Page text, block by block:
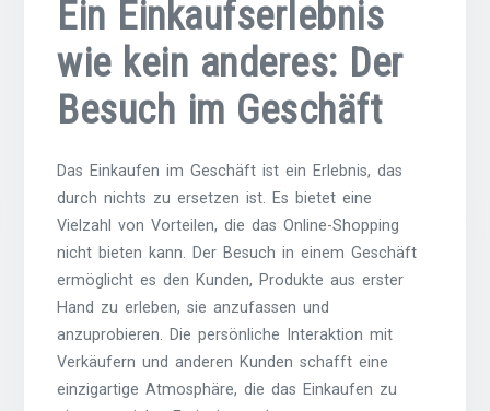
Ein Einkaufserlebnis
wie kein anderes: Der
Besuch im Geschäft
Das Einkaufen im Geschäft ist ein Erlebnis, das
durch nichts zu ersetzen ist. Es bietet eine
Vielzahl von Vorteilen, die das Online-Shopping
nicht bieten kann. Der Besuch in einem Geschäft
ermöglicht es den Kunden, Produkte aus erster
Hand zu erleben, sie anzufassen und
anzuprobieren. Die persönliche Interaktion mit
Verkäufern und anderen Kunden schafft eine
einzigartige Atmosphäre, die das Einkaufen zu